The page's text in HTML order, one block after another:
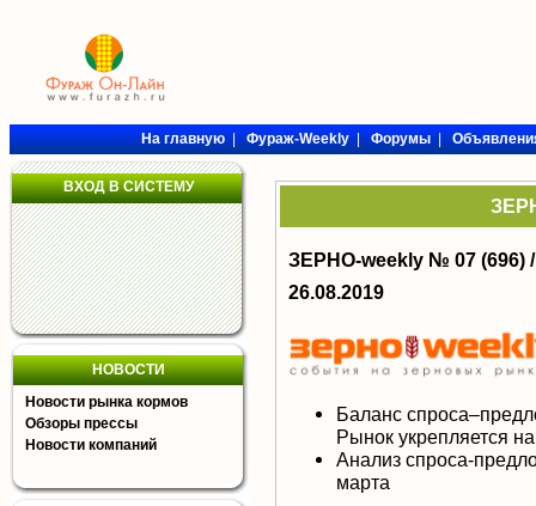
На главную|Фураж-Weekly|Форумы|
ВХОД В СИСТЕМУ
НОВОСТИ
Новости рынка кормов
Обзоры прессы
Новости компаний
ЗЕРНО-weekly № 07 (696)
26.08.2019
Баланс
Рынок укрепляется
Анализ спроса-
марта